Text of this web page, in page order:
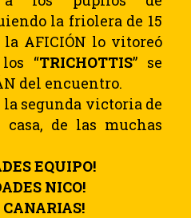
la friolera de 15
AFICIÓN lo vitoreó
“TRICHOTTIS” se
del encuentro.
segunda victoria de
de las muchas
EQUIPO!
NICO!
CANARIAS!